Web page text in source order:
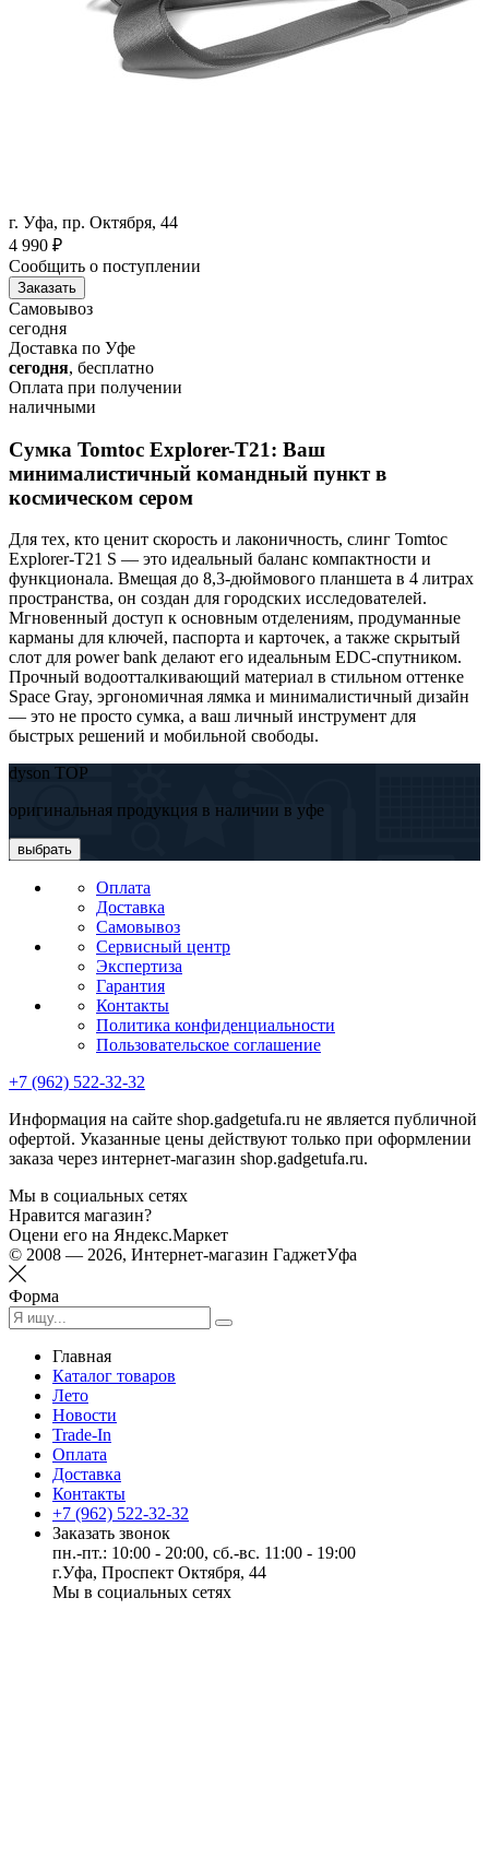
г. Уфа, пр. Октября, 44
4 990 ₽
Сообщить о поступлении
Заказать
Самовывоз
сегодня
Доставка по Уфе
сегодня, бесплатно
Оплата при получении
наличными
Сумка Tomtoc Explorer-T21: Ваш
минималистичный командный пункт в
космическом сером
Для тех, кто ценит скорость и лаконичность, слинг Tomtoc
Explorer-T21 S — это идеальный баланс компактности и
функционала. Вмещая до 8,3-дюймового планшета в 4 литрах
пространства, он создан для городских исследователей.
Мгновенный доступ к основным отделениям, продуманные
карманы для ключей, паспорта и карточек, а также скрытый
слот для power bank делают его идеальным EDC-спутником.
Прочный водоотталкивающий материал в стильном оттенке
Space Gray, эргономичная лямка и минималистичный дизайн
— это не просто сумка, а ваш личный инструмент для
быстрых решений и мобильной свободы.
dyson TOP
оригинальная продукция в наличии в уфе
выбрать
Оплата
Доставка
Самовывоз
Сервисный центр
Экспертиза
Гарантия
Контакты
Политика конфиденциальности
Пользовательское соглашение
+7 (962) 522-32-32
Информация на сайте shop.gadgetufa.ru не является публичной
офертой. Указанные цены действуют только при оформлении
заказа через интернет-магазин shop.gadgetufa.ru.
Мы в социальных сетях
Нравится магазин?
Оцени его на Яндекс.Маркет
© 2008 — 2026, Интернет-магазин ГаджетУфа
Форма
Главная
Каталог товаров
Лето
Новости
Trade-In
Оплата
Доставка
Контакты
+7 (962) 522-32-32
Заказать звонок
пн.-пт.: 10:00 - 20:00, сб.-вс. 11:00 - 19:00
г.Уфа, Проспект Октября, 44
Мы в социальных сетях